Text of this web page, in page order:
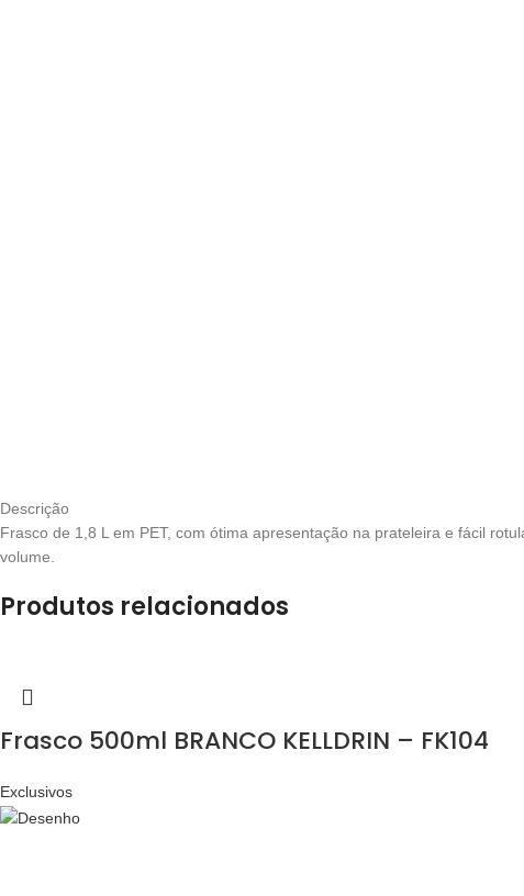
Descrição
Frasco de 1,8 L em PET, com ótima apresentação na prateleira e fácil
volume.
Produtos relacionados
Frasco 500ml BRANCO KELLDRIN – FK104
Exclusivos